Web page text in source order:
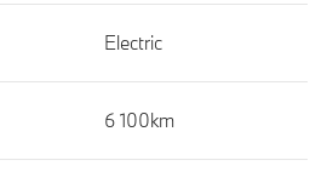
Electric
6 100km